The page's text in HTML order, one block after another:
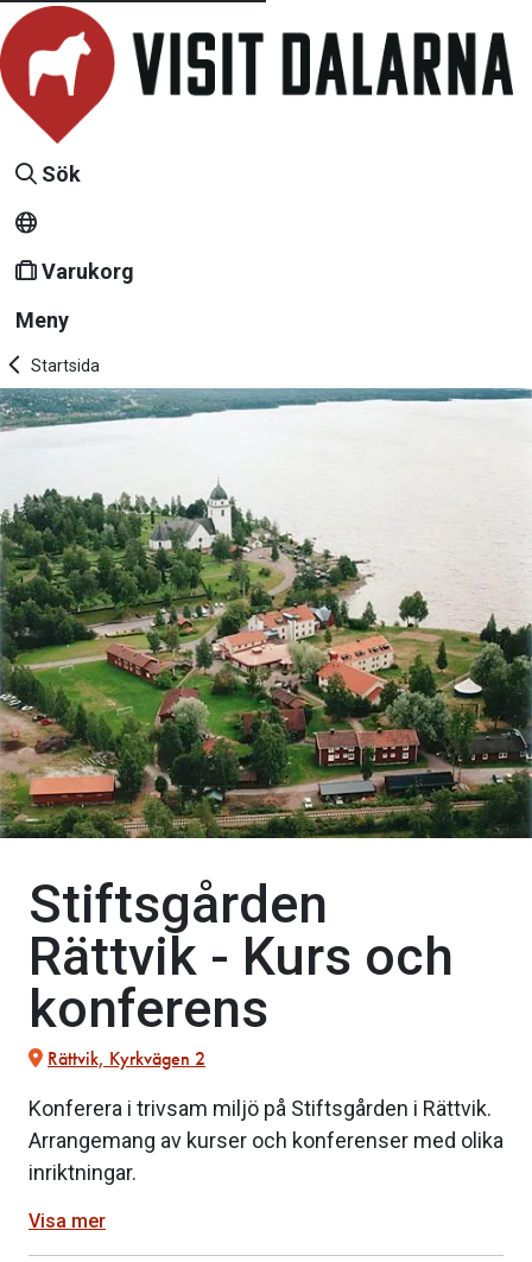
Sök
Varukorg
Meny
Startsida
Stiftsgården
Rättvik - Kurs och
konferens
Rättvik, Kyrkvägen 2
Konferera i trivsam miljö på Stiftsgården i Rättvik.
Arrangemang av kurser och konferenser med olika
inriktningar.
Visa mer